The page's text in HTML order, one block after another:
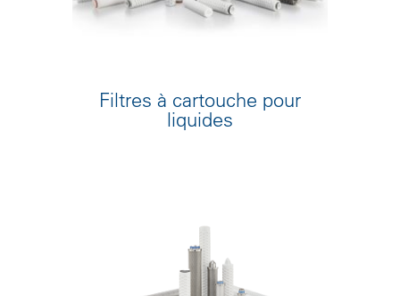
Filtres à cartouche pour
liquides